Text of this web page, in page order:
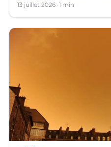
13 juillet 2026 1 min